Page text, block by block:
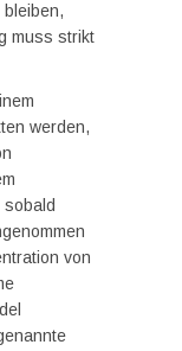
muss strikt
werden,
von